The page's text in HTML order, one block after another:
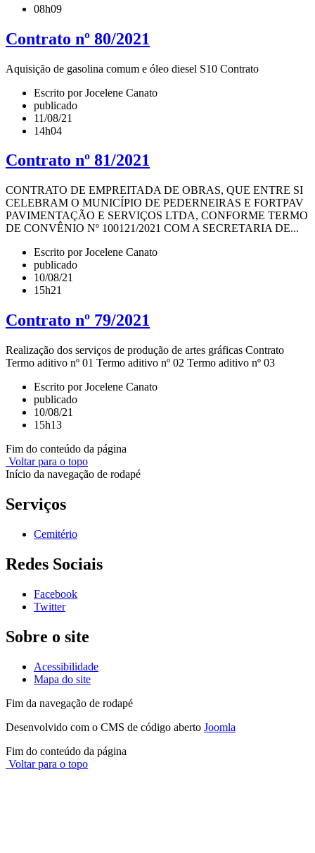
08h09
Contrato nº 80/2021
Aquisição de gasolina comum e óleo diesel S10 Contrato
Escrito por Jocelene Canato
publicado
11/08/21
14h04
Contrato nº 81/2021
CONTRATO DE EMPREITADA DE OBRAS, QUE ENTRE SI
CELEBRAM O MUNICÍPIO DE PEDERNEIRAS E FORTPAV
PAVIMENTAÇÃO E SERVIÇOS LTDA, CONFORME TERMO
DE CONVÊNIO Nº 100121/2021 COM A SECRETARIA DE...
Escrito por Jocelene Canato
publicado
10/08/21
15h21
Contrato nº 79/2021
Realização dos serviços de produção de artes gráficas Contrato
Termo aditivo nº 01 Termo aditivo nº 02 Termo aditivo nº 03
Escrito por Jocelene Canato
publicado
10/08/21
15h13
Fim do conteúdo da página
Voltar para o topo
Início da navegação de rodapé
Serviços
Cemitério
Redes Sociais
Facebook
Twitter
Sobre o site
Acessibilidade
Mapa do site
Fim da navegação de rodapé
Desenvolvido com o CMS de código aberto Joomla
Fim do conteúdo da página
Voltar para o topo